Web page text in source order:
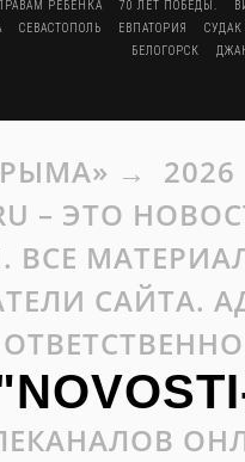
РЕБЁНКА 70 ЛЕТ ПОБЕДЫ.
СЕВАСТОПОЛЬ ЕВПАТОРИЯ
СУДАК
БЕЛОГОРСК
→ 2026
– ЭТО
САЙТА.